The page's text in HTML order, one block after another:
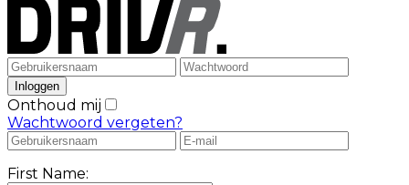
Onthoud mij
Wachtwoord vergeten?
First Name: